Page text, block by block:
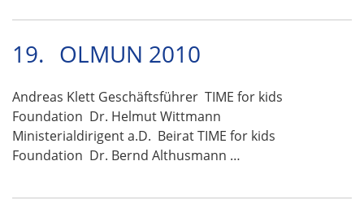
19. OLMUN 2010
Andreas Klett Geschäftsführer TIME for kids
Foundation Dr. Helmut Wittmann
Ministerialdirigent a.D. Beirat TIME for kids
Foundation Dr. Bernd Althusmann …